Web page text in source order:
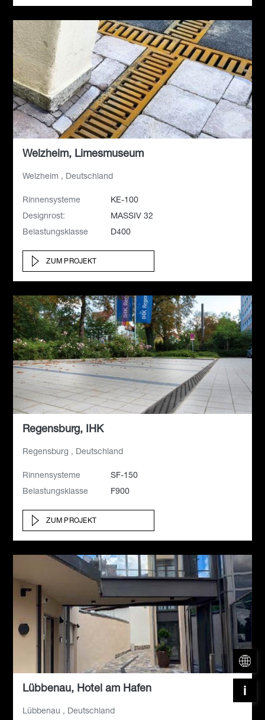
Welzheim, Limesmuseum
Welzheim , Deutschland
Rinnensysteme
KE-100
Designrost:
MASSIV 32
Belastungsklasse
D400
ZUM PROJEKT
Regensburg, IHK
Regensburg , Deutschland
Rinnensysteme
SF-150
Belastungsklasse
F900
ZUM PROJEKT
Lübbenau, Hotel am Hafen
Lübbenau , Deutschland